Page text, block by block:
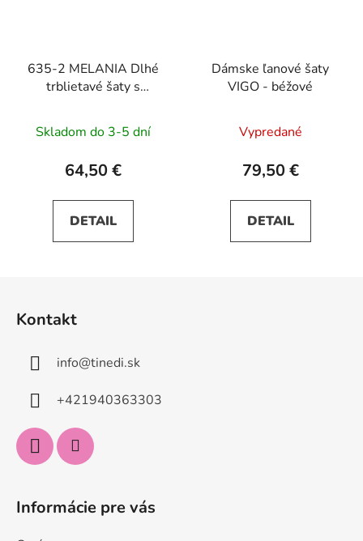
635-2 MELANIA Dlhé
trblietavé šaty s
rukávmi - čierne
Skladom do 3-5 dní
64,50 €
DETAIL
Dámske ľanové šaty
VIGO - béžové
Vypredané
79,50 €
DETAIL
Kontakt
info@tinedi.sk
+421940363303
Informácie pre vás